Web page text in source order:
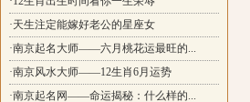
·天生注定能嫁好老公的星座女
·南京起名大师——六月桃花运最旺的...
·南京风水大师——12生肖6月运势
·南京起名网——命运揭秘：什么样的...